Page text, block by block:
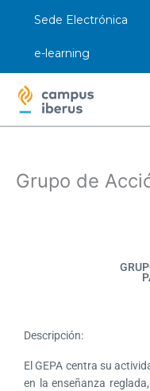
Sede Electrónica
e-learning
Grupo de
Descripción:
El GEPA centra su
en la enseñanza